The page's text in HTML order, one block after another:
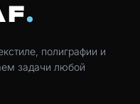
полиграфии и
задачи любой